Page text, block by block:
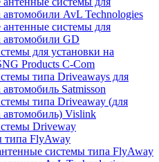
автомобили AvL Technologies
системы для
автомобили GD
для установки на
Products C-Com
типа Driveaways для
Satmisson
типа Driveaway (для
автомобиль) Vislink
Driveway
типа FlyAway
системы типа FlyAway